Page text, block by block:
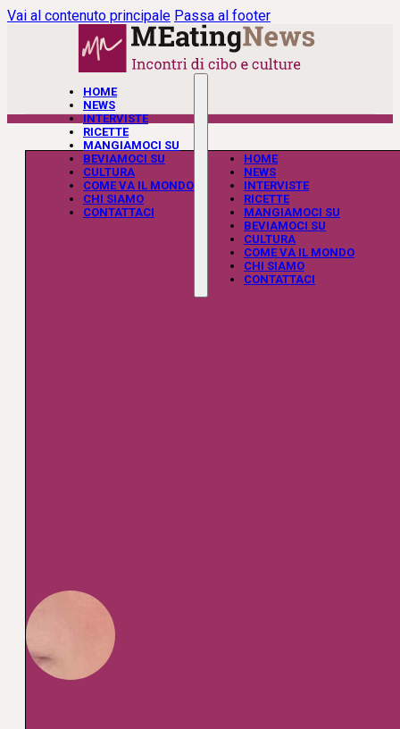
Vai al contenuto principale Passa al footer
HOME
NEWS
INTERVISTE
RICETTE
MANGIAMOCI SU
BEVIAMOCI SU
CULTURA
COME VA IL MONDO
CHI SIAMO
CONTATTACI
HOME
NEWS
INTERVISTE
RICETTE
MANGIAMOCI SU
BEVIAMOCI SU
CULTURA
COME VA IL MONDO
CHI SIAMO
CONTATTACI